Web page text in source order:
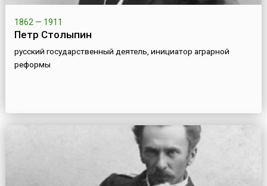
1862 — 1911
Петр Столыпин
русский государственный деятель, инициатор аграрной
реформы